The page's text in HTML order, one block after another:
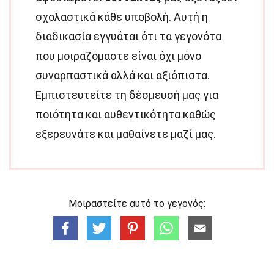
σχολαστικά κάθε υποβολή. Αυτή η
διαδικασία εγγυάται ότι τα γεγονότα
που μοιραζόμαστε είναι όχι μόνο
συναρπαστικά αλλά και αξιόπιστα.
Εμπιστευτείτε τη δέσμευσή μας για
ποιότητα και αυθεντικότητα καθώς
εξερευνάτε και μαθαίνετε μαζί μας.
Μοιραστείτε αυτό το γεγονός: